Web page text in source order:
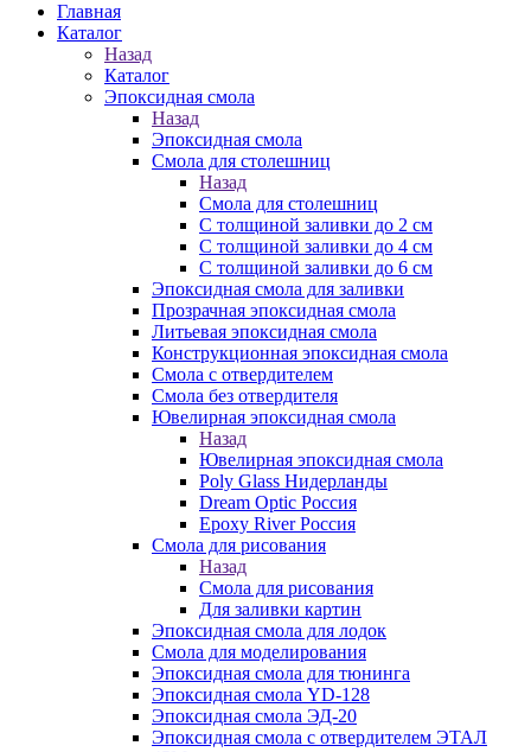
Главная
Каталог
Назад
Каталог
Эпоксидная смола
Назад
Эпоксидная смола
Смола для столешниц
Назад
Смола для столешниц
С толщиной заливки до 2 см
С толщиной заливки до 4 см
С толщиной заливки до 6 см
Эпоксидная смола для заливки
Прозрачная эпоксидная смола
Литьевая эпоксидная смола
Конструкционная эпоксидная смола
Смола с отвердителем
Смола без отвердителя
Ювелирная эпоксидная смола
Назад
Ювелирная эпоксидная смола
Poly Glass Нидерланды
Dream Optic Россия
Epoxy River Россия
Смола для рисования
Назад
Смола для рисования
Для заливки картин
Эпоксидная смола для лодок
Смола для моделирования
Эпоксидная смола для тюнинга
Эпоксидная смола YD-128
Эпоксидная смола ЭД-20
Эпоксидная смола с отвердителем ЭТАЛ